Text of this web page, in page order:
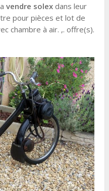
vendre solexdans leur
pour pièces et lot de
chambre à air. ,. offre(s).